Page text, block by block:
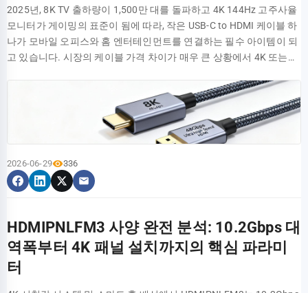
계층 속도로, 8b/10b 인코딩을 거치면 유효 데이터 대역폭은 약
4Gbps가 되며, 여기에 프로토콜 오버헤드, 칩 처리 지연 및 신호 손실
을 제하면 실제 도달 가능한 속도는 3-3.5Gbps 수준이 정상입니다.
HB30A3A1CFB의 380-420MB/s(약 3Gbps)는 합리적인 범위 내에 있
으며, 제품 결함이 아닙니다. USB 3.0 집선기에 모바일 하드디스크를
연결하려면 외부 전원이 필요한가요? 2.5인치 기계식 하드디스크의
피크 소비전력은 약 5W이며, USB 3.0 포트의 공칭 전력 공급은 4.5W
로 임계 상태에 있습니다. HB30A3A1CFB는 독립 전원 포트가 없어
대용량 기계식 하드디스크 연결 시 부팅이 어렵거나 전송 중 연결이
끊길 수 있으므로, 12V 전원 공급 장치가 포함된 모델을 선택하는 것
이 좋습니다. USB 3.0 허브의 메인 컨트롤러 칩의 품질을 어떻게 판단
하나요? 사이프레스 HX3, 제네시스 GL3520 등 솔루션의 안정성이 우
제품은 브랜드가 없는 국산 칩을 사용하는 경우가 많아 장기간 사용
시 포트 오작동이 발생할 수 있습니다. HB30A3A1CFB는 후자에 속하
며, 예산에 민감하고 부하가 가벼운 사용자에게 적합합니다.
HB30A3A1CFB의 다중 포트 동시 전송 시 대역폭 성능은 어떤가요?
缆？ 首先，认准线缆标签或产品包装上的Intel官方Thunderbolt 4认
证标志，通常是一个闪电加4的图标。其次，查看产品页面是否明确
标注“主动式（Active）”或“内置Re-timer芯片”。警惕仅标
注“40Gbps”或“USB4”而未提及Thunderbolt 4认证的线缆，它们很可
电，功率会损失吗？ 是的，任何线缆都存在一定的电阻，会导致功
率损耗。但在高品质的主动式Thunderbolt 4线缆中，这种损耗被控
制在极小范围内。实测在100W（20V/5A）满功率充电下，输出端的
实际功率损失通常低于2W，对于支持100W PD充电的笔记本来说，
를 1A/μs 미만으로 제한합니다. 시퀀스 관리 면에서는 USB 규격이 요
구하는 '데이터 신호가 수립되기 전에 VBUS가 먼저 안정화되어야 한
다'는 규칙을 엄격히 준수하여, 하위 장치가 전기적으로 안정된 후에
비로소 열거(Enumeration) 통신을 시작하도록 보장함으로써 시퀀스
파라미터 기술 분석 접촉 방전 및 기중 방전 등급 선정 (±8kV/±15kV/
±30kV) IEC 61000-4-2 표준은 4단계의 ESD 혹독도 등급을 정의하며,
산업 환경은 일반적으로 레벨 4(±8kV 접촉 / ±15kV 기중) 이상을 요구
합니다. 접촉 방전은 인체가 금속 부품에 직접 접촉하는 시나리오를
전은 접근 방전을 시뮬레이션하며 전압은 더 높지만 에너지는 분산됩
니다. 실외 기지국, 광산 장비 등 극한의 환경에서는 ±30kV 기중 방전
이스는 여러 개의 독립적인 신호선을 포함하므로 이에 맞춘 맞춤형 보
호 전략 설계가 필요합니다. 가장 높은 전압을 견뎌야 하는 VBUS 전원
선에는 동작 전압 5.5V, 클램핑 전압(Clamping Voltage) 6V 미만의
TVS 어레이를 선택합니다. D+/D- 차동 데이터선은 신호 무결성
보장합니다. 아래에서 재질, 구조, 표면 처리까지 상세히 분석합니다.
150kg 하중 지지를 위한 물리적 구조 분석 ADJSHELFHD는 본체 재질
로 2.0mm 두께의 SPCC 냉간 압연 강판을 채택하여, 시중의 일반적인
1.2~1.5mm 강판 대비 강도를 대폭 향상시켰습니다. 정밀하게 설계
된 보강 리브(Reinforcement Rib) 구조와 결합하여 응력을 효과적으
로 분산시키고 무거운 하중 하에서의 휨 변형을 방지합니다. 또한, 전
후면 4개의 랙 포스트에 고정되는 4포스트 장착 구조를 통해 무게를
단일 지점이 아닌 랙 프레임 전체에 균등하게 분산시킵니다. 재료역학
대 150kg의 균등 분배 부하를 실현합니다. 사양 항목 ADJSHELFHD
중부하용 일반 표준형 선반 판재 두께 2.0mm SPCC 냉간 압연 강 1.2 -
1.5mm 강판 최대 정하중 150 kg (330 lbs) 50 - 80 kg 깊이 조절 범위
495mm ~ 927mm 고정 깊이 (예: 550mm) 장착 인터페이스/구조 4포
증했습니다. 하중 한계 테스트 (정적 하중 vs 동적 충격) 먼저 30kg 본
체를 안정적으로 거치한 상태에서의 정적 성능을 관찰한 후, 유저가
게임을 플레이할 때 발생하는 쿨링팬의 공진을 모방한 미세 진동을 인
가했습니다. 마지막으로 의도치 않게 측면을 치는 돌발 충격(오동작
를 적용한 거치대가 동적 충격 하에서 변형 변위량이 1.2mm로 가장
낮았으며, 싱글 빔 설계 제품은 대개 3mm를 초과했습니다. 연속 2시
간의 진동 테스트 중 더블 빔 구조 거치대만이 나사 풀림 현상이 없었
으며, 안전 마진(극한 하중/본체 무게)은 무려 2.8배에 달했습니다. 테
구조 거치대 30kg 정적 변형 변위 0.5mm 1.8mm 0.8mm 동적 충격
변형 변위 1.2mm 3.5mm 2.1mm 나사 풀림 상태 없음 미미함 없음 설
리트 벽면, 경량 철골/석고보드 가벽, 목재 파티션 등 3가지 벽면 재질
과 모션 데스크, L자형 책상, 일반 사무용 책상 등 3가지 데스크 환경에
직접 설치해 보았습니다. 결과에 따르면, '무타공' 방식을 전면에 내세
운 거치대들은 목재 파티션 및 일반 데스크에서 평균 12분 만에 설치
2025년, 8K TV 출하량이 1,500만 대를 돌파하고 4K 144Hz 고주사율
모니터가 게이밍의 표준이 됨에 따라, 작은 USB-C to HDMI 케이블 하
나가 모바일 오피스와 홈 엔터테인먼트를 연결하는 필수 아이템이 되
고 있습니다. 시장의 케이블 가격 차이가 매우 큰 상황에서 4K 또는
무엇일까요? 본 문서에서 하드코어 구매 가이드를 제공합니다. USB-
C 컨트롤러 HDMI 2.1 싱크 FRL 데이터 레인 (48Gbps) E-Marker 인증
VCC GND 표준 버전 최대 대역폭 최고 해상도 지원 핵심 기능 HDMI
1.4 10.2 Gbps 4K 30Hz 기본 시청각 전송 HDMI 2.0 18 Gbps 4K
144Hz FRL 기술, 동적 HDR, DSC 2025년 화질 표준 공개: 4K와 8K 뒤
에 숨겨진 기술 파라미터 올바른 케이블을 선택하려면 먼저 해상도는
vs. 8K 60Hz: 대역폭 요구 사항과 주사율의 선택 4K 144Hz는 약
32Gbps의 대역폭이 필요한 반면, 8K 60Hz는 최대 48Gbps가 필요합
니다. HDMI 2.1에 도입된 FRL(Fixed Rate Link) 기술은 초고대역폭을
구현하는 열쇠입니다. 게이밍 사용자는 4K 고주사율에 우선순위를 두
2026-06-29 336
HDMIPNLFM3 사양 완전 분석: 10.2Gbps 대
역폭부터 4K 패널 설치까지의 핵심 파라미
터